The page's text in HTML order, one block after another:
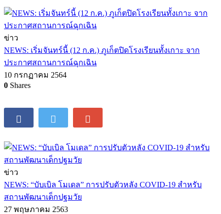
ข่าว
NEWS: เริ่มจันทร์นี้ (12 ก.ค.) ภูเก็ตปิดโรงเรียนทั้งเกาะ จาก
ประกาศสถานการณ์ฉุกเฉิน
10 กรกฏาคม 2564
0 Shares
ข่าว
NEWS: “บับเบิล โมเดล” การปรับตัวหลัง COVID-19 สำหรับ
สถานพัฒนาเด็กปฐมวัย
27 พฤษภาคม 2563